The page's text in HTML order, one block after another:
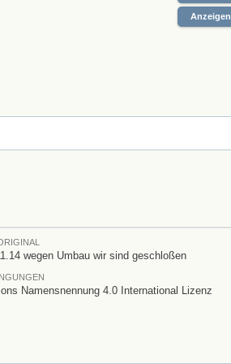
Anzeigen
wegen Umbau wir sind geschloßen
Namensnennung 4.0 International Lizenz